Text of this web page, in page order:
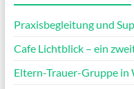
Praxisbegleitung und
Cafe Lichtblick – ein
Eltern-Trauer-Gruppe in